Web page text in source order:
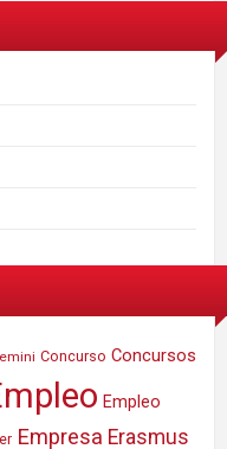
Concurso Concursos
Empleo
Empresa Erasmus